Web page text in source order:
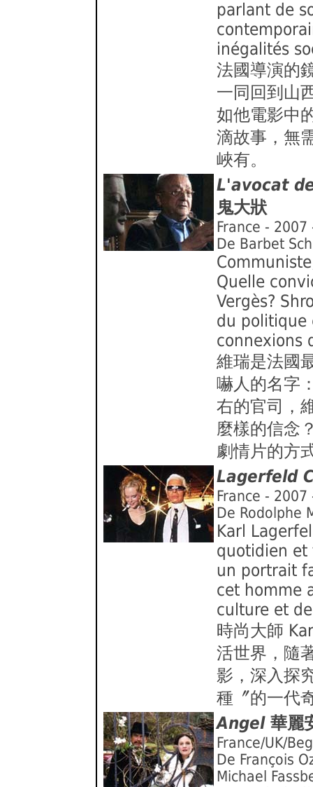
parlant de
inégalités
法國導演的
一同回到山
如他電影中
滴故事，無
峽有。
L'avocat
鬼大狀
France -
De Barbet
Quelle
Vergès?
du politique
connexions
維瑞是法國
嚇人的名字
右的官司，
麼樣的信念
劇情片的方
Lagerfeld
France -
De Rodolphe
Karl
quotidien et
un portrait
cet homme
culture et
時尚大師
活世界，隨
影，深入探
種〞的一代
Angel 華麗
France/UK/
De François
Michael